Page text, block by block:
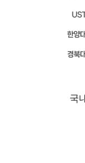
국